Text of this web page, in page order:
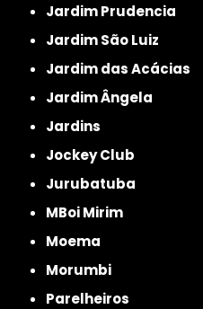
Jardim Prudencia
Jardim São Luiz
Jardim das Acácias
Jardim Ângela
Jardins
Jockey Club
Jurubatuba
MBoi Mirim
Moema
Morumbi
Parelheiros